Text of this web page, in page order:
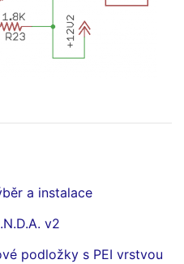
a instalace
v2
podložky s PEI vrstvou